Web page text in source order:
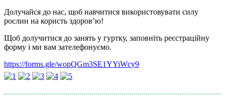
Долучайся до нас, щоб навчитися використовувати силу
рослин на користь здоров’ю!
Щоб долучитися до занять у гуртку, заповніть реєстраційну
форму і ми вам зателефонуємо.
https://forms.gle/wopQGm3SE1YYiWcy9